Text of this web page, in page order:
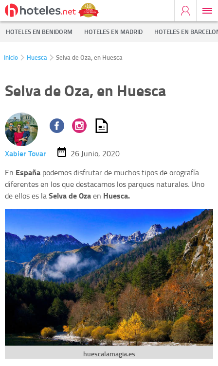
HOTELES EN BENIDORM HOTELES EN MADRID HOTELES EN
Inicio Huesca Selva de Oza, en Huesca
Selva de Oza, en Huesca
Xabier Tovar
26 Junio, 2020
En España podemos disfrutar de muchos tipos de orografía
diferentes en los que destacamos los parques naturales. Uno
de ellos es laSelva de Ozaen Huesca.
huescalamagia.es